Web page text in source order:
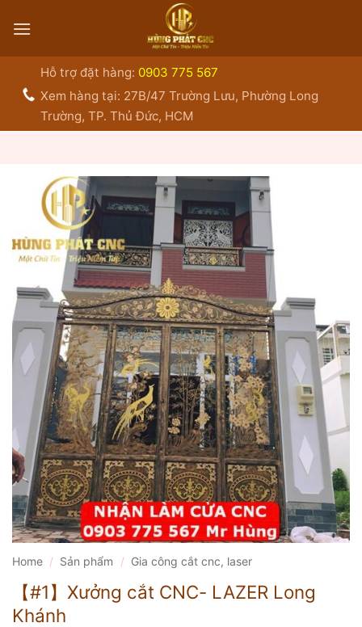
qua
Hỗ trợ đặt hàng: 0903 775 567
Xem hàng tại: 27B/47 Trường Lưu, Phường Long
Trường, TP. Thủ Đức, HCM
Home / Sản phẩm / Gia công cắt cnc, laser
【#1】Xưởng cắt CNC- LAZER Long
Khánh